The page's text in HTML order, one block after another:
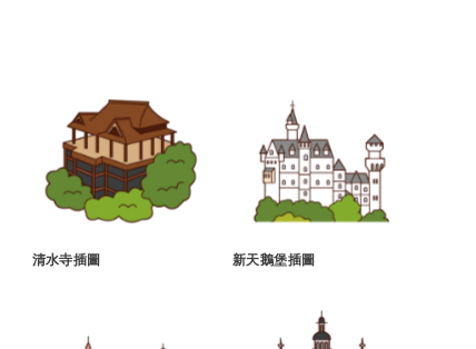
清水寺插圖 新天鵝堡插圖